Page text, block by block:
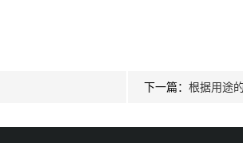
下一篇： 根据用途